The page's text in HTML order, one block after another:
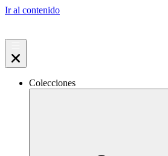
Ir al contenido
Colecciones